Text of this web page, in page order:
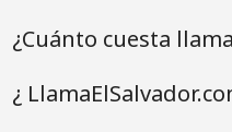
¿Cuánto cuesta
¿